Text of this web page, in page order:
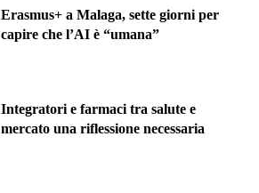
Erasmus+ a Malaga, sette giorni per
capire che l’AI è “umana”
Integratori e farmaci tra salute e
mercato una riflessione necessaria